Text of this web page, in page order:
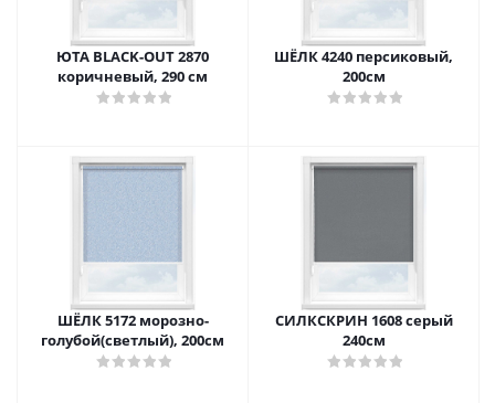
ЮТА BLACK-OUT 2870
коричневый, 290 см
ШЁЛК 4240 персиковый,
200см
ШЁЛК 5172 морозно-
голубой(светлый), 200см
СИЛКСКРИН 1608 серый
240см